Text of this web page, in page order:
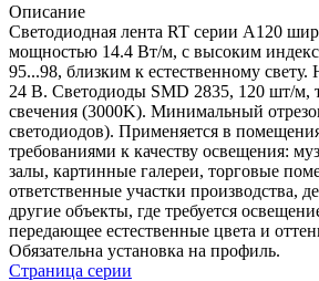
Описание
Светодиодная лента RT серии A120
мощностью 14.4 Вт/м, с высоким
95...98, близким к естественному
24 В. Светодиоды SMD 2835, 120 шт/м,
свечения (3000K). Минимальный
светодиодов). Применяется в
требованиями к качеству освещения:
залы, картинные галереи, торговые
ответственные участки производства,
другие объекты, где требуется
передающее естественные цвета и
Обязательна установка на профиль.
Страница серии